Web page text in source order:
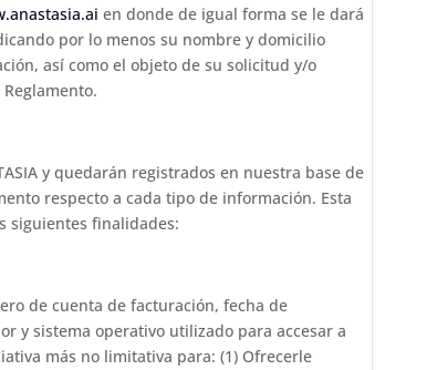
en donde de igual forma se le dará
por lo menos su nombre y domicilio
así como el objeto de su solicitud y/o
y quedarán registrados en nuestra base de
respecto a cada tipo de información. Esta
siguientes finalidades:
de cuenta de facturación, fecha de
y sistema operativo utilizado para accesar a
más no limitativa para: (1) Ofrecerle